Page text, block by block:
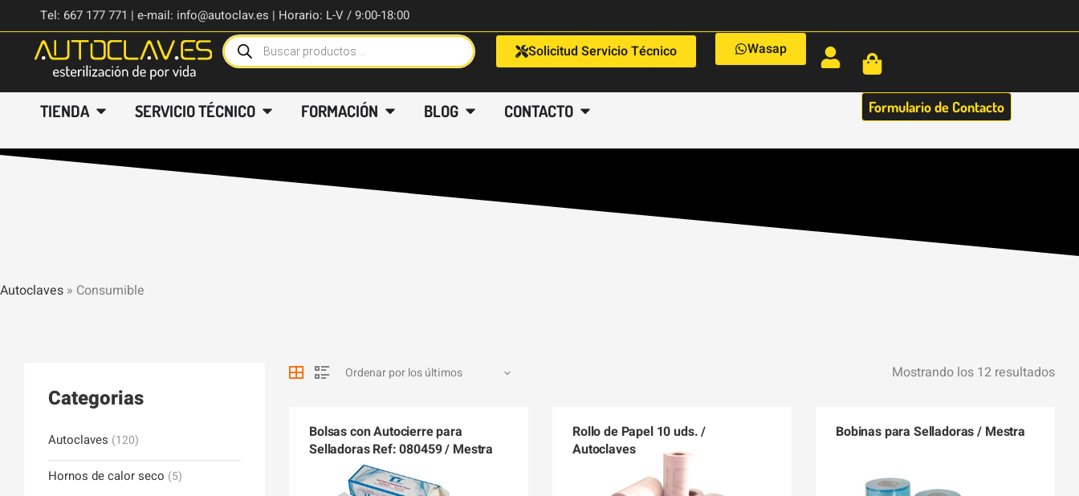
Tel: 667 177 771 | e-mail: info@autoclav.es | Horario: L-V / 9:00-18:00
Solicitud Servicio Técnico Wasap
TIENDA SERVICIO TÉCNICO FORMACIÓN BLOG CONTACTO Formulario de Contacto
Autoclaves » Consumible
Mostrando los 12 resultados
Bolsas con Autocierre para
Selladoras Ref: 080459 / Mestra
Rollo de Papel 10 uds. /
Autoclaves
Bobinas para Selladoras / Mestra
Categorias
Autoclaves (120)
Hornos de calor seco (5)